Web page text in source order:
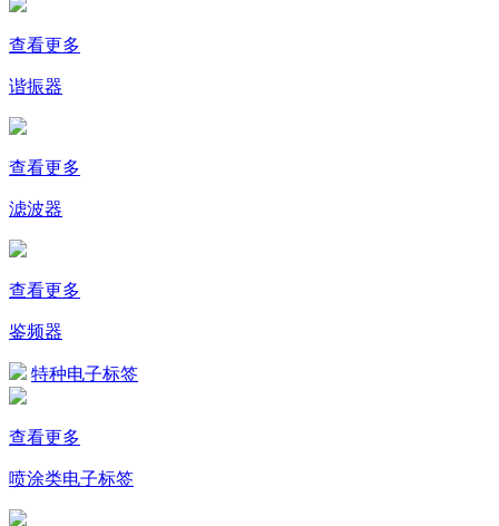
查看更多
谐振器
查看更多
滤波器
查看更多
鉴频器
特种电子标签
查看更多
喷涂类电子标签